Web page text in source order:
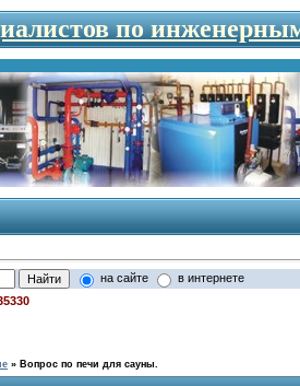
по
на сайте в интернете
» Вопрос по печи для сауны.